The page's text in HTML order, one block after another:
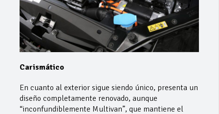
Carismático
En cuanto al exterior sigue siendo único, presenta un
diseño completamente renovado, aunque
“inconfundiblemente Multivan”, que mantiene el